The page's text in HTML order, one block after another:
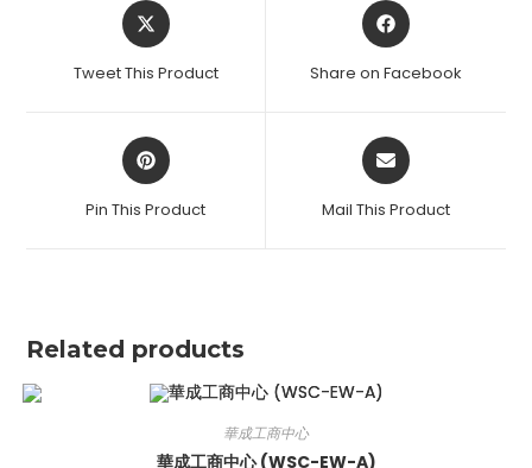
Tweet This Product Share on Facebook
Pin This Product Mail This Product
Related products
華成工商中心
華成工商中心 (WSC-EW-A)